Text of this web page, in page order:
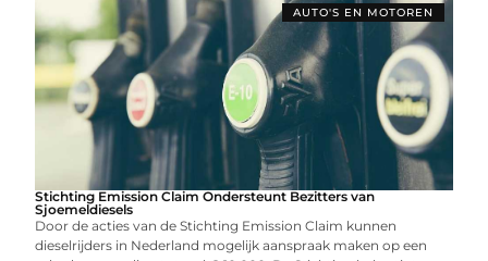
AUTO'S EN MOTOREN
Stichting Emission Claim Ondersteunt Bezitters van
Sjoemeldiesels
Door de acties van de Stichting Emission Claim kunnen
dieselrijders in Nederland mogelijk aanspraak maken op een